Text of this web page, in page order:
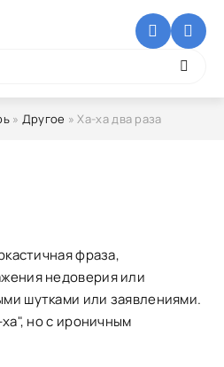
» Другое » Ха-ха два раза
фраза,
недоверия или
шутками или заявлениями.
но с ироничным